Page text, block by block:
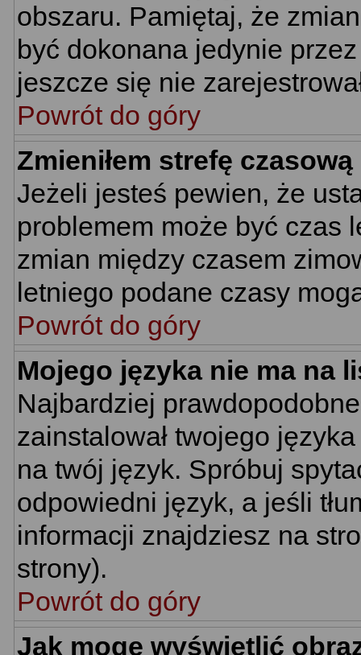
obszaru. Pamiętaj, że
być dokonana jedynie
jeszcze się nie
Powrót do góry
Zmieniłem strefę
Jeżeli jesteś pewien, że
problemem może być czas
zmian między czasem
letniego podane czasy
Powrót do góry
Mojego języka nie ma na
Najbardziej
zainstalował twojego
na twój język. Spróbuj
odpowiedni język, a jeśli
informacji znajdziesz na
strony).
Powrót do góry
Jak mogę wyświetlić